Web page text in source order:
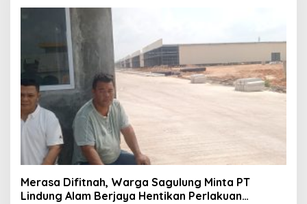
Merasa Difitnah, Warga Sagulung Minta PT
Lindung Alam Berjaya Hentikan Perlakuan